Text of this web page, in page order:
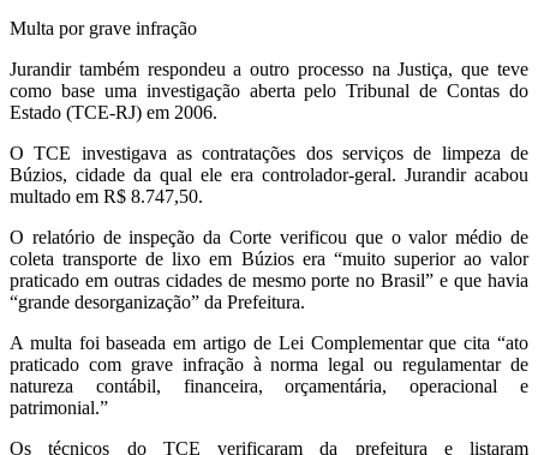
Multa por grave infração
Jurandir também respondeu a outro processo na Justiça, que teve
como base uma investigação aberta pelo Tribunal de Contas do
Estado (TCE-RJ) em 2006.
O TCE investigava as contratações dos serviços de limpeza de
Búzios, cidade da qual ele era controlador-geral. Jurandir acabou
multado em R$ 8.747,50.
O relatório de inspeção da Corte verificou que o valor médio de
coleta transporte de lixo em Búzios era “muito superior ao valor
praticado em outras cidades de mesmo porte no Brasil” e que havia
“grande desorganização” da Prefeitura.
A multa foi baseada em artigo de Lei Complementar que cita “ato
praticado com grave infração à norma legal ou regulamentar de
natureza contábil, financeira, orçamentária, operacional e
patrimonial.”
Os técnicos do TCE verificaram da prefeitura e listaram